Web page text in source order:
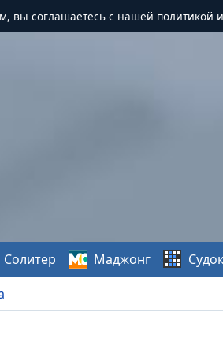
вы соглашаетесь с нашей политикой
Солитер Маджонг